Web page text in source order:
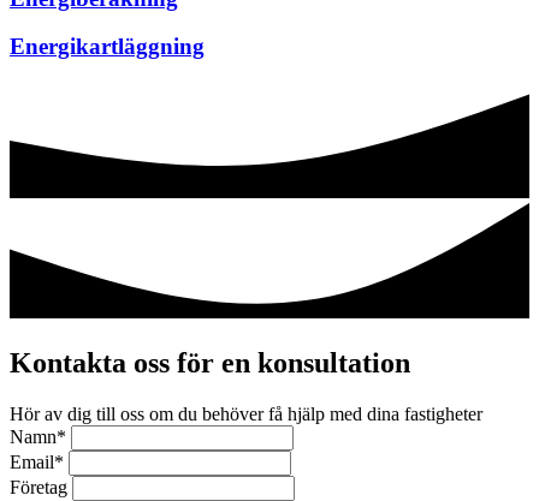
Energikartläggning
Kontakta oss för en konsultation
Hör av dig till oss om du behöver få hjälp med dina fastigheter
Namn*
Email*
Företag